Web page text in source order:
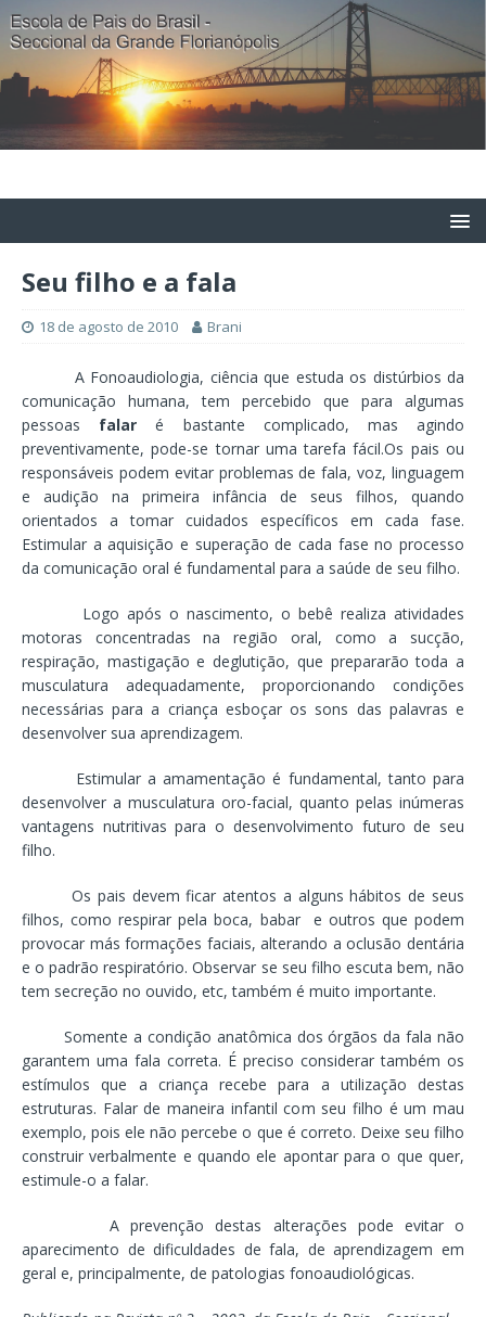
Seu filho e a fala
18 de agosto de 2010 Brani
A Fonoaudiologia, ciência que estuda os distúrbios da
comunicação humana, tem percebido que para algumas
pessoas falar é bastante complicado, mas agindo
preventivamente, pode-se tornar uma tarefa fácil.Os pais ou
responsáveis podem evitar problemas de fala, voz, linguagem
e audição na primeira infância de seus filhos, quando
orientados a tomar cuidados específicos em cada fase.
Estimular a aquisição e superação de cada fase no processo
da comunicação oral é fundamental para a saúde de seu filho.
Logo após o nascimento, o bebê realiza atividades
motoras concentradas na região oral, como a sucção,
respiração, mastigação e deglutição, que prepararão toda a
musculatura adequadamente, proporcionando condições
necessárias para a criança esboçar os sons das palavras e
desenvolver sua aprendizagem.
Estimular a amamentação é fundamental, tanto para
desenvolver a musculatura oro-facial, quanto pelas inúmeras
vantagens nutritivas para o desenvolvimento futuro de seu
filho.
Os pais devem ficar atentos a alguns hábitos de seus
filhos, como respirar pela boca, babar e outros que podem
provocar más formações faciais, alterando a oclusão dentária
e o padrão respiratório. Observar se seu filho escuta bem, não
tem secreção no ouvido, etc, também é muito importante.
Somente a condição anatômica dos órgãos da fala não
garantem uma fala correta. É preciso considerar também os
estímulos que a criança recebe para a utilização destas
estruturas. Falar de maneira infantil com seu filho é um mau
exemplo, pois ele não percebe o que é correto. Deixe seu filho
construir verbalmente e quando ele apontar para o que quer,
estimule-o a falar.
A prevenção destas alterações pode evitar o
aparecimento de dificuldades de fala, de aprendizagem em
geral e, principalmente, de patologias fonoaudiológicas.